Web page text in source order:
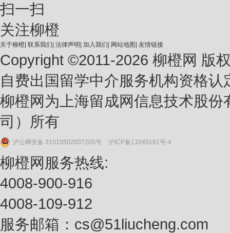
扫一扫
关注柳橙
关于柳橙 联系我们 法律声明 加入我们 网站地图 友情链接
Copyright ©2011-2026 柳橙网 版
自费出国留学中介服务机构资格认
柳橙网为上海留成网信息技术股
司）所有
沪公网安备 31010502007205号 沪ICP备11045181号-4
柳橙网服务热线:
4008-900-916
4008-109-912
服务邮箱： cs@51liucheng.com